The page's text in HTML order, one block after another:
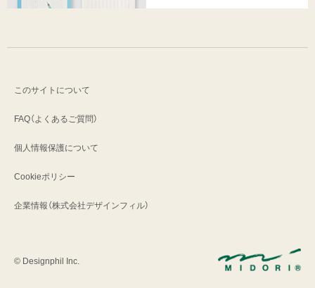
このサイトについて
FAQ（よくあるご質問）
個人情報保護について
Cookieポリシー
企業情報（株式会社デザインフィル）
© Designphil Inc.